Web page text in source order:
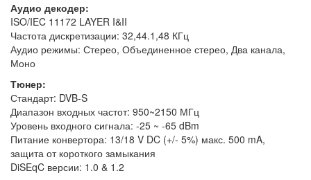
Аудио декодер:
ISO/IEC 11172 LAYER I&II
Частота дискретизации: 32,44.1,48 КГц
Аудио режимы: Стерео, Объединенное стерео, Два канала,
Моно
Тюнер:
Стандарт: DVB-S
Диапазон входных частот: 950~2150 МГц
Уровень входного сигнала: -25 ~ -65 dBm
Питание конвертора: 13/18 V DC (+/- 5%) макс. 500 mA,
защита от короткого замыкания
DiSEqC версии: 1.0 & 1.2